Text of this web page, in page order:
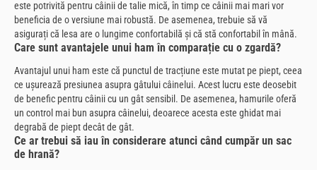
este potrivită pentru câinii de talie mică, în timp ce câinii mai mari vor
beneficia de o versiune mai robustă. De asemenea, trebuie să vă
asigurați că lesa are o lungime confortabilă și că stă confortabil în mână.
Care sunt avantajele unui ham în comparație cu o zgardă?
Avantajul unui ham este că punctul de tracțiune este mutat pe piept, ceea
ce ușurează presiunea asupra gâtului câinelui. Acest lucru este deosebit
de benefic pentru câinii cu un gât sensibil. De asemenea, hamurile oferă
un control mai bun asupra câinelui, deoarece acesta este ghidat mai
degrabă de piept decât de gât.
Ce ar trebui să iau în considerare atunci când cumpăr un sac
de hrană?